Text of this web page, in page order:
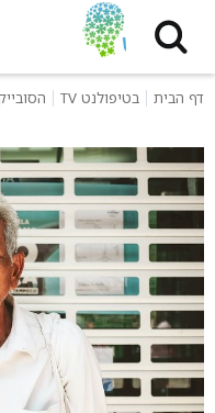
דף הבית בטיפולנט TV